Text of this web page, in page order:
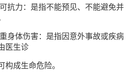
抗力：是指不能预见、不能避免并
身体伤害：是指因意外事故或疾病
医生诊
成生命危险。